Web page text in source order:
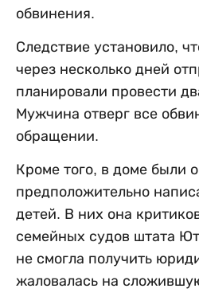
обвинения.
Следствие установило,
через несколько дней
планировали провести
Мужчина отверг все
обращении.
Кроме того, в доме были
предположительно
детей. В них она
семейных судов штата
не смогла получить
жаловалась на